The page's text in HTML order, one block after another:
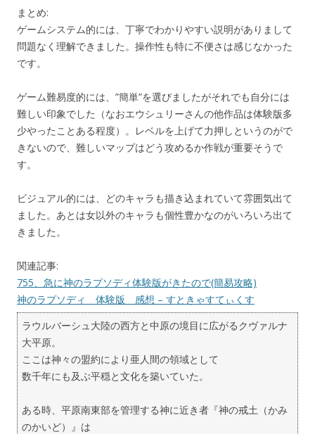
まとめ:
ゲームシステム的には、丁寧でわかりやすい説明がありまして
問題なく理解できました。操作性も特に不便さは感じなかった
です。
ゲーム難易度的には、”簡単”を選びましたがそれでも自分には
難しい印象でした（なおエウシュリーさんの他作品は体験版多
少やったことある程度）。レベルを上げて力押しというのがで
きないので、難しいマップはどう攻めるか作戦が重要そうで
す。
ビジュアル的には、どのキャラも描き込まれていて雰囲気出て
ました。あとは女以外のキャラも個性豊かなのがいろいろ出て
きました。
関連記事:
755、急に神のラプソディ体験版がきたので(簡易攻略)
神のラプソディ 体験版 感想 – すときゃすてぃくす
ラウルバーシュ大陸の西方と中原の境目に広がるクヴァルナ
大平原。
ここは神々の盟約により亜人間の領域として
数千年にも及ぶ平穏と文化を築いていた。
ある時、平原南東部を管理する神に近き者『神の戒土（かみ
のかいど）』は